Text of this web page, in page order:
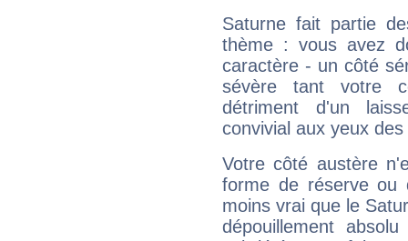
Saturne fait partie
thème : vous avez
caractère - un côté
sévère tant votre
détriment d'un
convivial aux yeux
Votre côté austère
forme de réserve
moins vrai que le
dépouillement